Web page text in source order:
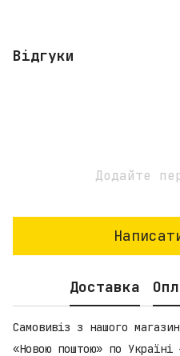
Відгуки
Додайте
Доставка
Самовивіз з нашого
«Новою поштою» по